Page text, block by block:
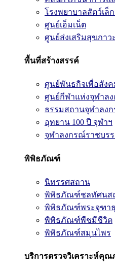
โรงพยาบาลสัตว์เล็
ศูนย์เอ็มเน็ต
ศูนย์ส่งเสริมสุขภาว
พื้นที่สร้างสรรค์
ศูนย์พันธกิจเพื่อสังค
ศูนย์กีฬาแห่งจุฬาล
ธรรมสถานจุฬาลง
อุทยาน 100 ปี จุฬาฯ
จุฬาลงกรณ์ราชบร
พิพิธภัณฑ์
นิทรรศสถาน
พิพิธภัณฑ์ชลทัศนส
พิพิธภัณฑ์พระจุฑา
พิพิธภัณฑ์พืชมีชีวิต
พิพิธภัณฑ์สมุนไพร
บริการตรวจวิเคราะห์คุณ